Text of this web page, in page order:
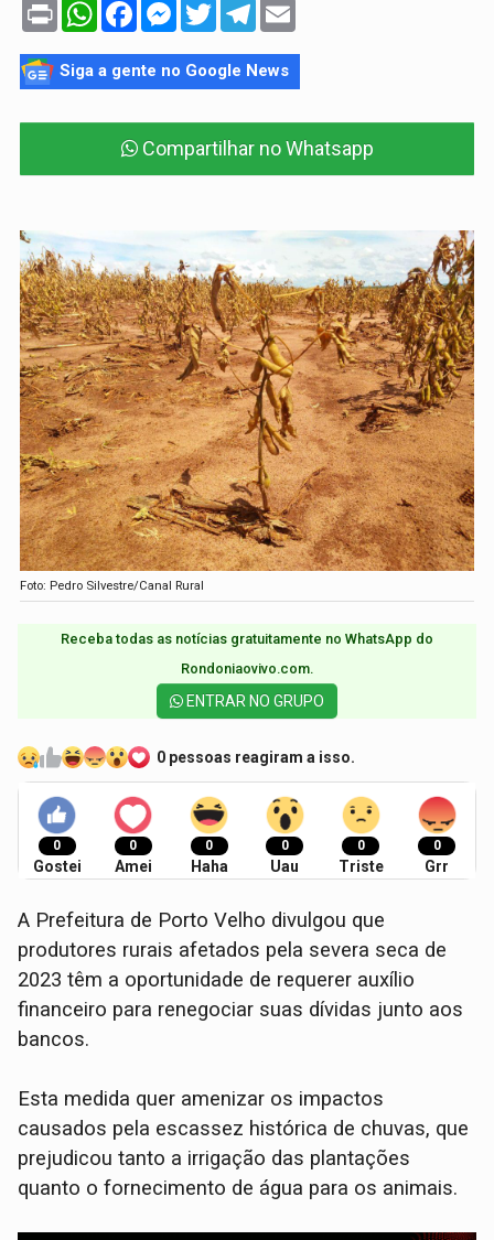
Print WhatsAppFacebookMessenger
TwitterTelegram
Siga a gente no Google News
Compartilhar no Whatsapp
Foto: Pedro Silvestre/Canal Rural
Receba todas as notícias gratuitamente no WhatsApp do
Rondoniaovivo.com.​
ENTRAR NO GRUPO
0 pessoas reagiram a isso.
0
Gostei
0
Amei
0
Haha
0
Uau
0
Triste
0
Grr
A Prefeitura de Porto Velho divulgou que
produtores rurais afetados pela severa seca de
2023 têm a oportunidade de requerer auxílio
financeiro para renegociar suas dívidas junto aos
bancos.
Esta medida quer amenizar os impactos
causados pela escassez histórica de chuvas, que
prejudicou tanto a irrigação das plantações
quanto o fornecimento de água para os animais.